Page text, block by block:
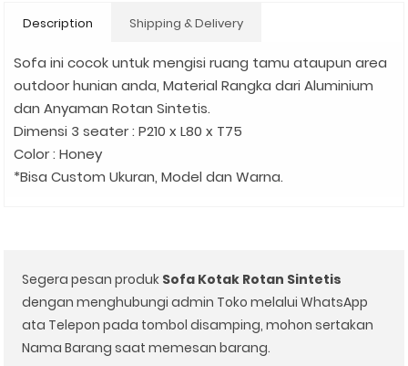
Description Shipping & Delivery
Sofa ini cocok untuk mengisi ruang tamu ataupun area
outdoor hunian anda, Material Rangka dari Aluminium
dan Anyaman Rotan Sintetis.
Dimensi 3 seater : P210 x L80 x T75
Color : Honey
*Bisa Custom Ukuran, Model dan Warna.
Segera pesan produk Sofa Kotak Rotan Sintetis
dengan menghubungi admin Toko melalui WhatsApp
ata Telepon pada tombol disamping, mohon sertakan
Nama Barang saat memesan barang.